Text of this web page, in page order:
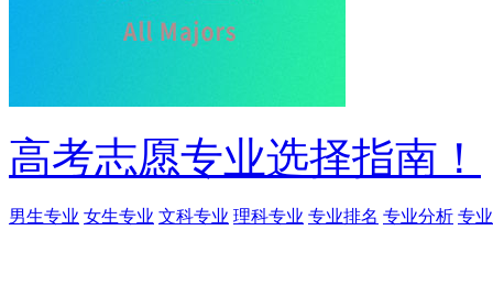
高考志愿专业选择指南！
男生专业 女生专业 文科专业 理科专业 专业排名 专业分析 专